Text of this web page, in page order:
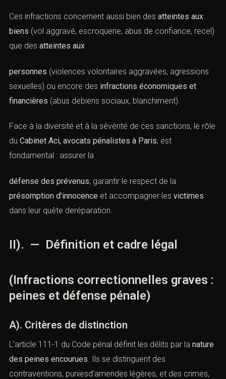
Ces infractions concernent aussi bien des atteintes aux
biens (vol aggravé, escroquerie, abus de confiance,
recel) que desatteintes aux
personnes (violences volontaires aggravées, agressions
sexuelles) ou encore des infractions économiques et
financières (abus debiens sociaux, blanchiment).
Face à la diversité et à la sévérité de ces sanctions, le
rôle duCabinet Aci, avocats pénalistes à Paris
fondamental : assurer la
défense des prévenus , garantir le respect de la
présomption d’innocence et accompagner les victimes
dans leur quête deréparation.
II). — Définition et cadre légal
(Infractions correctionnelles graves
: peines et défense pénale)
A). Critères de distinction
L’article 111-1 du Code pénal définit les délits par la
nature des peines encourues . Ils se distinguent des
contraventions, puniesd’amendes légères, et des crimes,